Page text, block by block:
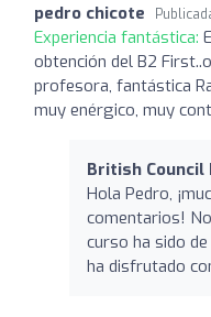
pedro chicote
Experiencia fantástica:
obtención del B2
profesora, fantástica
muy enérgico, muy
British Council
Hola Pedro,
comentarios!
curso ha sido
ha disfrutado